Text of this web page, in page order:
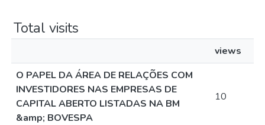
Total visits
views
O PAPEL DA ÁREA DE RELAÇÕES COM
INVESTIDORES NAS EMPRESAS DE
CAPITAL ABERTO LISTADAS NA BM
&amp; BOVESPA
10